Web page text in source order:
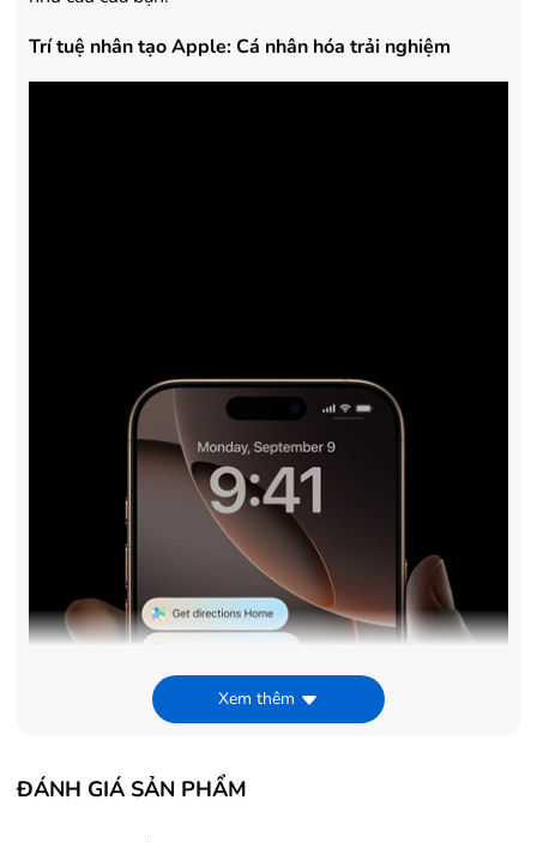
Trí tuệ nhân tạo Apple: Cá nhân hóa trải nghiệm
Xem thêm
ĐÁNH GIÁ SẢN PHẨM